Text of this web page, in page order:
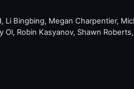
, Li Bingbing, Megan Charpentier,
Ol, Robin Kasyanov, Shawn Roberts,